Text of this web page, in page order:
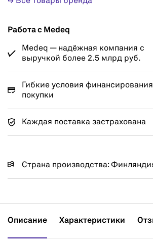
Работа с Medeq
Medeq — надёжная компания с
выручкой более 2.5 млрд руб.
Гибкие условия финансирования
покупки
Каждая поставка застрахована
Страна производства:
Описание Характеристики